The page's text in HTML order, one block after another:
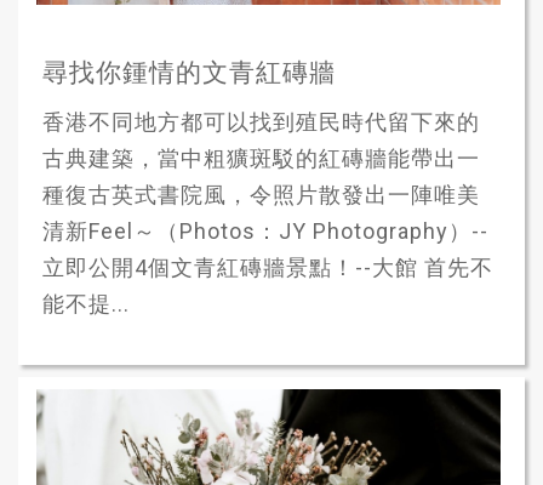
尋找你鍾情的文青紅磚牆
香港不同地方都可以找到殖民時代留下來的
古典建築，當中粗獷斑駁的紅磚牆能帶出一
種復古英式書院風，令照片散發出一陣唯美
清新Feel～（Photos：JY Photography）--
立即公開4個文青紅磚牆景點！--大館 首先不
能不提...